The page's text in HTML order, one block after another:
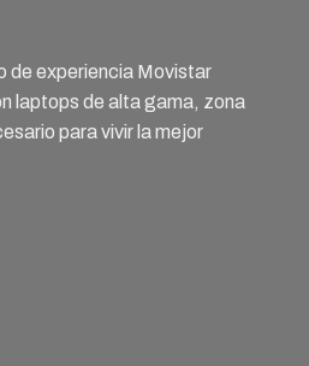
de experiencia Movistar
laptops de alta gama, zona
para vivir la mejor